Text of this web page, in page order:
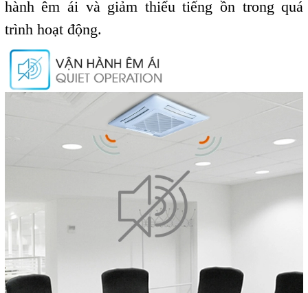
hành êm ái và giảm thiểu tiếng ồn trong quá
trình hoạt động.